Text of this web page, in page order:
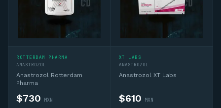
ROTTERDAM PHARMA
ANASTROZOL
Anastrozol Rotterdam
Pharma
$730 MXN
XT LABS
ANASTROZOL
Anastrozol XT Labs
$610 MXN